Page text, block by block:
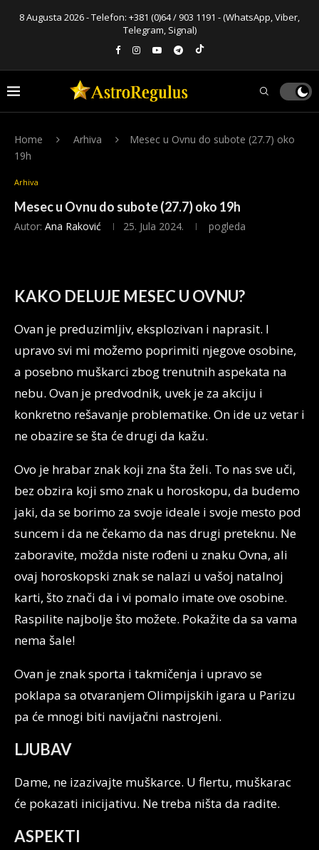
8 Augusta 2026 - Telefon: +381 (0)64 / 903 1191 - (WhatsApp, Viber,
Telegram, Signal)
Home Arhiva
Mesec u Ovnu do subote (27.7) oko
19h
Arhiva
Mesec u Ovnu do subote (27.7) oko 19h
Autor: Ana Raković 25. Jula 2024. pogleda
KAKO DELUJE MESEC U OVNU?
Ovan je preduzimljiv, eksplozivan i naprasit. I
upravo svi mi možemo poprimiti njegove osobine,
a posebno muškarci zbog trenutnih aspekata na
nebu. Ovan je predvodnik, uvek je za akciju i
konkretno rešavanje problematike. On ide uz vetar i
ne obazire se šta će drugi da kažu.
Ovo je hrabar znak koji zna šta želi. To nas sve uči,
bez obzira koji smo znak u horoskopu, da budemo
jaki, da se borimo za svoje ideale i svoje mesto pod
suncem i da ne čekamo da nas drugi preteknu. Ne
zaboravite, možda niste rođeni u znaku Ovna, ali
ovaj horoskopski znak se nalazi u vašoj natalnoj
karti, što znači da i vi pomalo imate ove osobine.
Raspilite najbolje što možete. Pokažite da sa vama
nema šale!
Ovan je znak sporta i takmičenja i upravo se
poklapa sa otvaranjem Olimpijskih igara u Parizu
pa će mnogi biti navijačni nastrojeni.
LJUBAV
Dame, ne izazivajte muškarce. U flertu, muškarac
će pokazati inicijativu. Ne treba ništa da radite.
ASPEKTI